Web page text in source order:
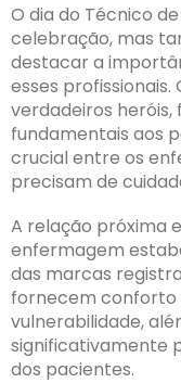
O dia do Técnico
celebração, mas
destacar a
esses
verdadeiros
fundamentais aos
crucial entre os
precisam de
A relação próxima
enfermagem
das marcas
fornecem conforto
vulnerabilidade,
significativamente
dos pacientes.